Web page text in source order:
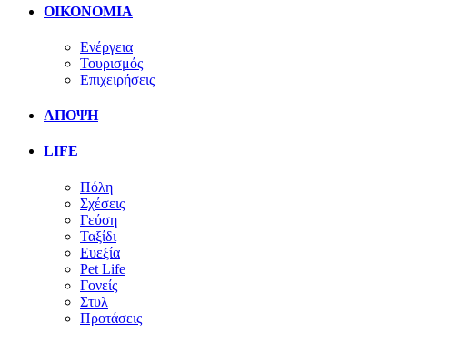
ΟΙΚΟΝΟΜΙΑ
Ενέργεια
Τουρισμός
Επιχειρήσεις
ΑΠΟΨΗ
LIFE
Πόλη
Σχέσεις
Γεύση
Ταξίδι
Ευεξία
Pet Life
Γονείς
Στυλ
Προτάσεις